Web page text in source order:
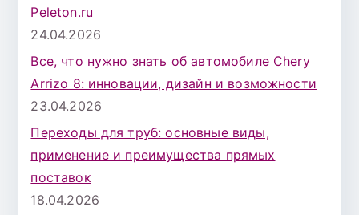
Peleton.ru
24.04.2026
Все, что нужно знать об автомобиле Chery
Arrizo 8: инновации, дизайн и возможности
23.04.2026
Переходы для труб: основные виды,
применение и преимущества прямых
поставок
18.04.2026